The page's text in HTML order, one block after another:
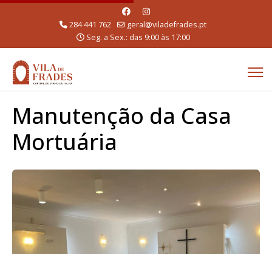
284 441 762
geral@viladefrades.pt
Seg. a Sex.: das 9:00 às 17:00
Manutenção da Casa
Mortuária